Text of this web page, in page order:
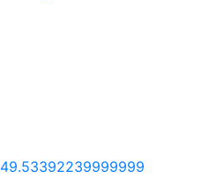
49.53392239999999